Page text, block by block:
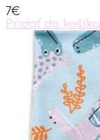
7€
Pridať do košíka